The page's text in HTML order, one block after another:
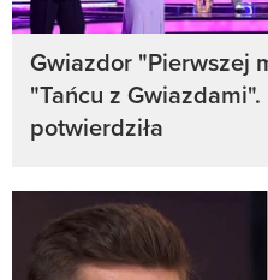
Gwiazdor "Pierwszej
"Tańcu z
potwierdziła